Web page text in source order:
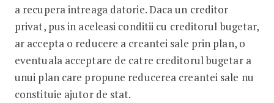
a recupera intreaga datorie. Daca un creditor
privat, pus in aceleasi conditii cu creditorul bugetar,
ar accepta o reducere a creantei sale prin plan, o
eventuala acceptare de catre creditorul bugetar a
unui plan care propune reducerea creantei sale nu
constituie ajutor de stat.